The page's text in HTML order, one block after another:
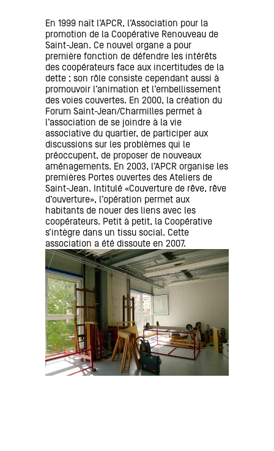
En 1999 naît l’APCR, l’Association pour la
promotion de la Coopérative Renouveau de
Saint-Jean. Ce nouvel organe a pour
première fonction de défendre les intérêts
des coopérateurs face aux incertitudes de la
dette ; son rôle consiste cependant aussi à
promouvoir l’animation et l’embellissement
des voies couvertes. En 2000, la création du
Forum Saint-Jean/Charmilles permet à
l’association de se joindre à la vie
associative du quartier, de participer aux
discussions sur les problèmes qui le
préoccupent, de proposer de nouveaux
aménagements. En 2003, l’APCR organise les
premières Portes ouvertes des Ateliers de
Saint-Jean. Intitulé «Couverture de rêve, rêve
d’ouverture», l’opération permet aux
habitants de nouer des liens avec les
coopérateurs. Petit à petit, la Coopérative
s’intègre dans un tissu social. Cette
association a été dissoute en 2007.